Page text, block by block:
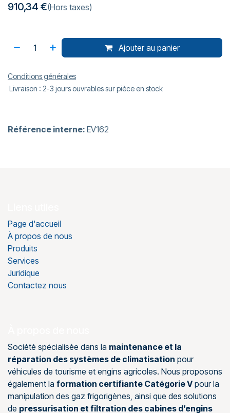
910,34 €(Hors taxes)
Ajouter au panier
Conditions générales
Livraison : 2-3 jours ouvrables sur pièce en stock
Référence interne: EV162
Page d'accueil
À propos de nous
Produits
Services
Juridique
Contactez nous
Société spécialisée dans la maintenance et la
réparation des systèmes de climatisation pour
véhicules de tourisme et engins agricoles. Nous proposons
également la formation certifiante Catégorie Vpour la
manipulation des gaz frigorigènes, ainsi que des solutions
de pressurisation et filtration des cabines d’engins